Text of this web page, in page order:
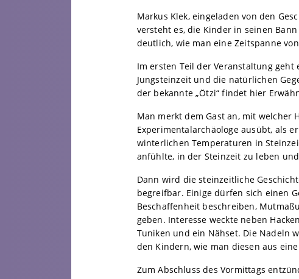
Markus Klek, eingeladen von den
versteht es, die Kinder in seinen
deutlich, wie man eine Zeitspanne
Im ersten Teil der Veranstaltung
Jungsteinzeit und die natürlichen
der bekannte „Ötzi“ findet hier
Man merkt dem Gast an, mit welcher
Experimentalarchäologe ausübt, als
winterlichen Temperaturen in
anfühlte, in der Steinzeit zu leben
Dann wird die steinzeitliche
begreifbar. Einige dürfen sich einen
Beschaffenheit beschreiben,
geben. Interesse weckte neben
Tuniken und ein Nähset. Die Nadeln
den Kindern, wie man diesen aus
Zum Abschluss des Vormittags